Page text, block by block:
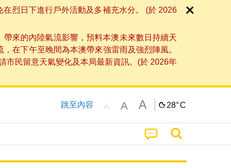
烈日下進行戶外活動及多補充水分。 (於 2026
來的內陸氣流影響，預料本澳未來數日持續天
在下午至晚間為本澳帶來強雷雨及強烈陣風。
市民留意天氣變化及本局最新資訊。(於 2026年
跳至內容 A A A 28°C